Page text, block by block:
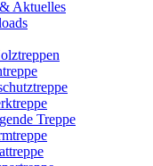
Aktuelles
Treppe